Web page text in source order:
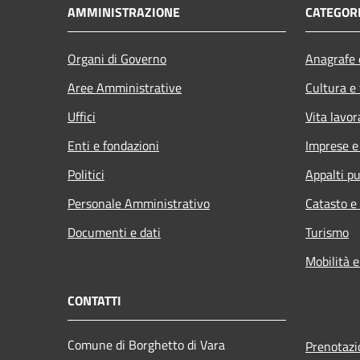
AMMINISTRAZIONE
Organi di Governo
Aree Amministrative
Uffici
Enti e fondazioni
Politici
Personale Amministrativo
Documenti e dati
Cultura
Vita
Imprese
Appalti
Catasto
Turismo
Mobilità
CONTATTI
Comune di Borghetto di Vara